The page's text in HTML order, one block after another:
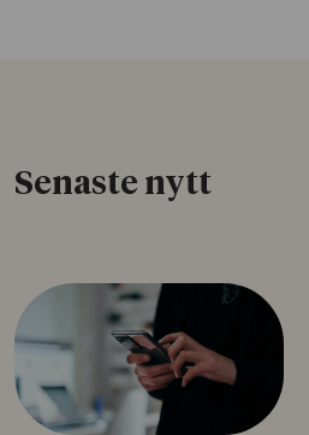
Senaste nytt